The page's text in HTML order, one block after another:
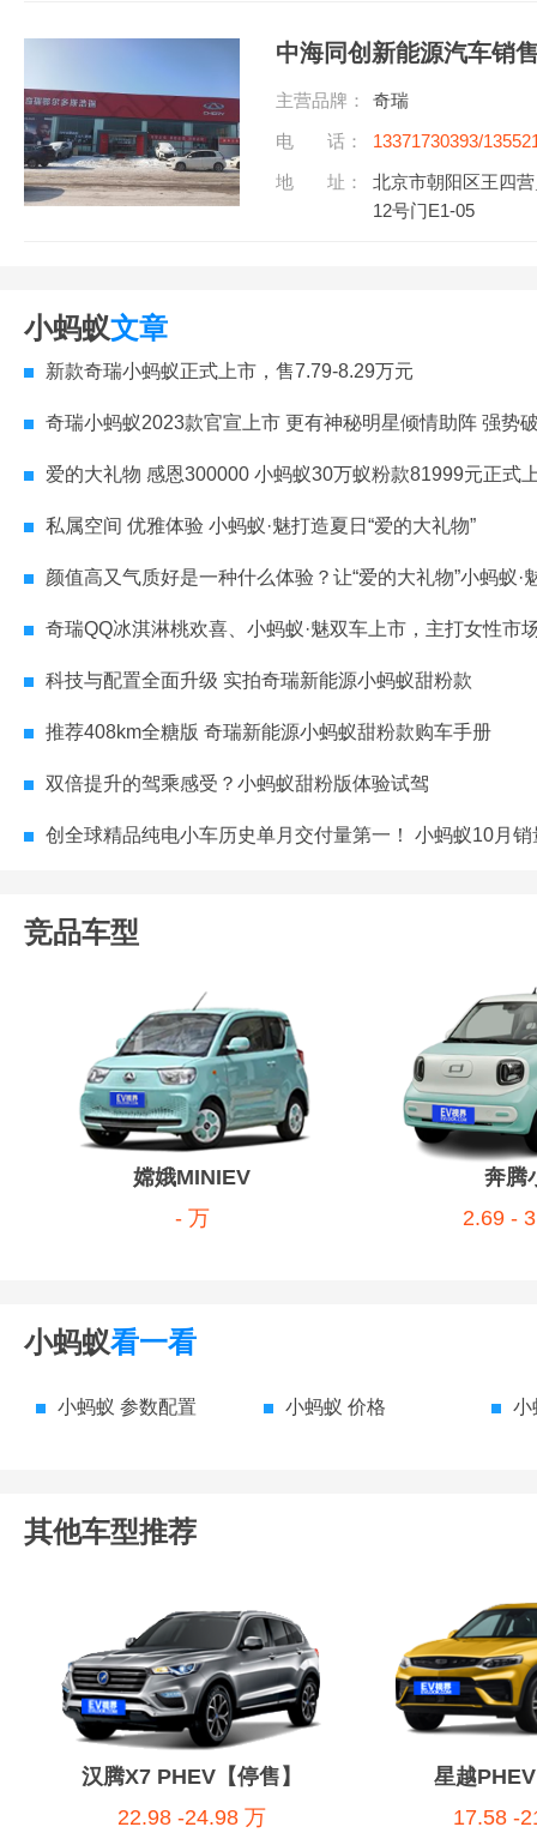
中海同创新能源汽车销
主营品牌：
奇瑞
电 话：
13371730393/
听)
地 址：
北京市朝阳区王四
12号门E1-05
小蚂蚁文章
新款奇瑞小蚂蚁正式上市，售7.79-8.29万元
奇瑞小蚂蚁2023款官宣上市 更有神秘明星倾情助阵 强势
爱的大礼物 感恩300000 小蚂蚁30万蚁粉款81999元正式
私属空间 优雅体验 小蚂蚁·魅打造夏日“爱的大礼物”
颜值高又气质好是一种什么体验？让“爱的大礼物”小蚂蚁·魅告诉
奇瑞QQ冰淇淋桃欢喜、小蚂蚁·魅双车上市，主打女性市
科技与配置全面升级 实拍奇瑞新能源小蚂蚁甜粉款
推荐408km全糖版 奇瑞新能源小蚂蚁甜粉款购车手册
双倍提升的驾乘感受？小蚂蚁甜粉版体验试驾
创全球精品纯电小车历史单月交付量第一！ 小蚂蚁10月销量
竞品车型
嫦娥MINIEV
- 万
奔腾
2.69 -
小蚂蚁看一看
小蚂蚁 参数配置 小蚂蚁 价格 小
其他车型推荐
汉腾X7 PHEV【停售】
22.98 -24.98 万
星越
17.58 -